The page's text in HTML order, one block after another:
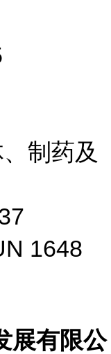
制药及
1648
展有限公